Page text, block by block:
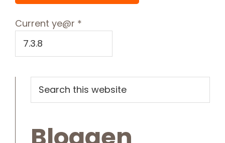
Current ye@r *
Primary
Sidebar
this
website